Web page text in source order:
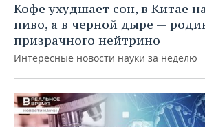
Кофе ухудшает сон, в Китае
пиво, а в черной дыре —
призрачного нейтрино
Интересные новости науки за неделю